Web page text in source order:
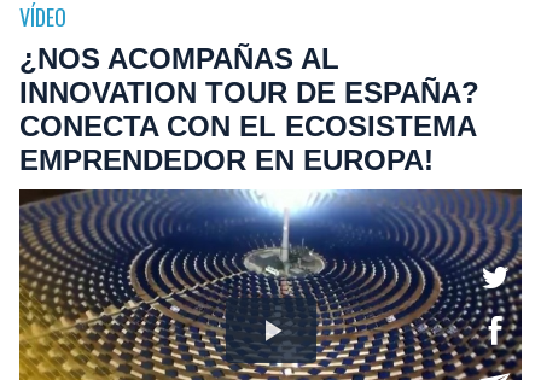
VÍDEO
¿NOS ACOMPAÑAS AL
INNOVATION TOUR DE ESPAÑA?
CONECTA CON EL ECOSISTEMA
EMPRENDEDOR EN EUROPA!